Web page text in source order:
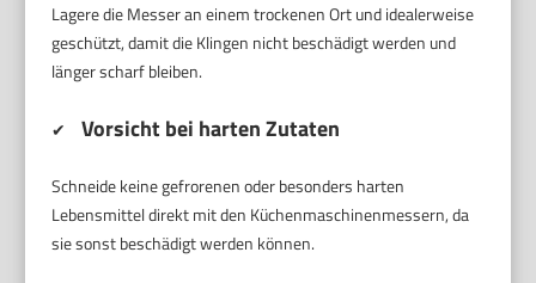
Lagere die Messer an einem trockenen Ort und idealerweise
geschützt, damit die Klingen nicht beschädigt werden und
länger scharf bleiben.
✔ Vorsicht bei harten Zutaten
Schneide keine gefrorenen oder besonders harten
Lebensmittel direkt mit den Küchenmaschinenmessern, da
sie sonst beschädigt werden können.